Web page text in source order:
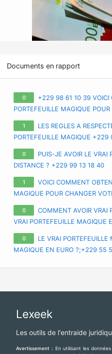
Documents en rapport
0
+229 98 61 10 39 VOICI
PORTEFEUILLE MAGIQUE
APPRENEZ TOUS LES SECRETS
MAGIQUE EN FRANCE EURO
1
LES REGLES A
PORTEFEUILLE MAGIQUE
POUR AVOIR LE VRAI
0
PUIS-JE AVOIR LE VRAI
DISTANCE ? +229 99 13 18 40
1
VOICI COMMENT
MAGIQUE POUR CHANGER
APPRENEZ TOUS LES SECRETS
MAGIQUE QUI EXISTE VRAIMENT
0
COMMENT AVOIR VRAI
VRAI PORTEFEUILLE
71 PORTEFEUILLE MAGIQUE EN
MAGIQUE EN FRANCE EUROPE
0
LE VRAI
MAGIQUE EN EURO ?;+229 55
Lexeek
Les outils de l'entraide
Avertissement :
En utilisant les